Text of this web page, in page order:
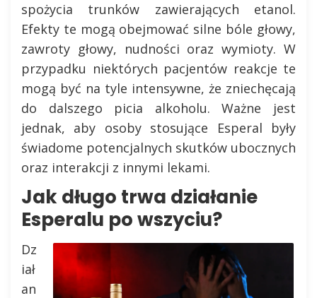
spożycia trunków zawierających etanol.
Efekty te mogą obejmować silne bóle głowy,
zawroty głowy, nudności oraz wymioty. W
przypadku niektórych pacjentów reakcje te
mogą być na tyle intensywne, że zniechęcają
do dalszego picia alkoholu. Ważne jest
jednak, aby osoby stosujące Esperal były
świadome potencjalnych skutków ubocznych
oraz interakcji z innymi lekami.
Jak długo trwa działanie
Esperalu po wszyciu?
Dz
iał
an